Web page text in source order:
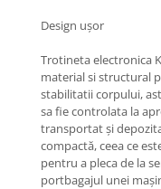
Design ușor
Trotineta electronica
material si structural
stabilitatii corpului,
sa fie controlata la
transportat și
compactă, ceea ce
pentru a pleca de la
portbagajul unei